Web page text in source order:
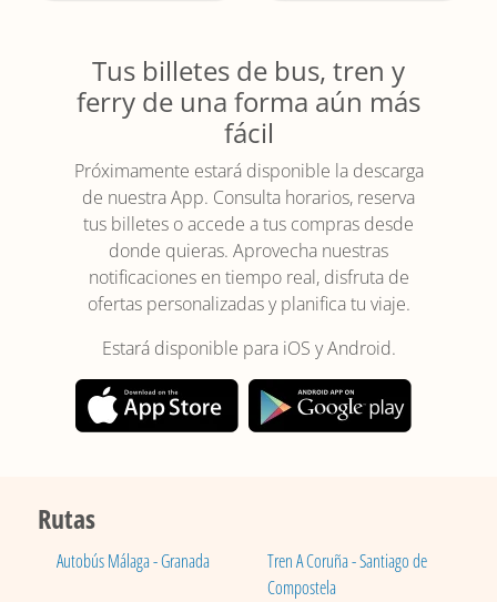
Tus billetes de bus, tren y
ferry de una forma aún más
fácil
Próximamente estará disponible la descarga
de nuestra App. Consulta horarios, reserva
tus billetes o accede a tus compras desde
donde quieras. Aprovecha nuestras
notificaciones en tiempo real, disfruta de
ofertas personalizadas y planifica tu viaje.
Estará disponible para iOS y Android.
Rutas
Autobús Málaga - Granada
Tren A Coruña - Santiago de
Compostela